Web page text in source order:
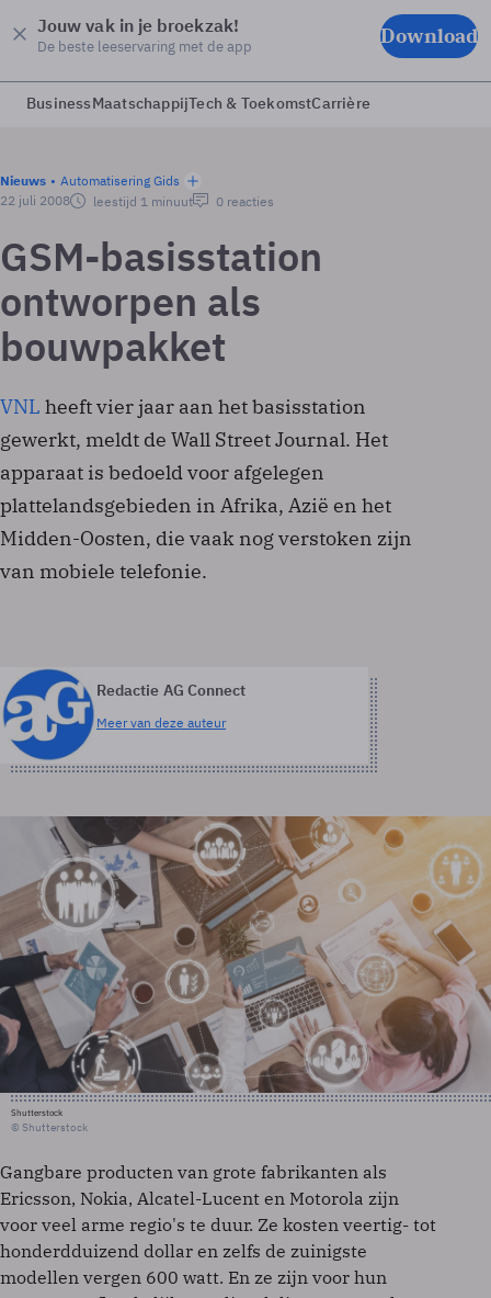
Jouw vak in je broekzak!
De beste leeservaring met de app Download
BusinessMaatschappijTech & ToekomstCarrière
Nieuws
Automatisering Gids
22 juli 2008
leestijd 1 minuut 0 reacties
GSM-basisstation
ontworpen als
bouwpakket
VNL heeft vier jaar aan het basisstation
gewerkt, meldt de Wall Street Journal. Het
apparaat is bedoeld voor afgelegen
plattelandsgebieden in Afrika, Azië en het
Midden-Oosten, die vaak nog verstoken zijn
van mobiele telefonie.
Redactie AG Connect
Meer van deze auteur
Shutterstock
© Shutterstock
Gangbare producten van grote fabrikanten als
Ericsson, Nokia, Alcatel-Lucent en Motorola zijn
voor veel arme regio's te duur. Ze kosten veertig- tot
honderdduizend dollar en zelfs de zuinigste
modellen vergen 600 watt. En ze zijn voor hun